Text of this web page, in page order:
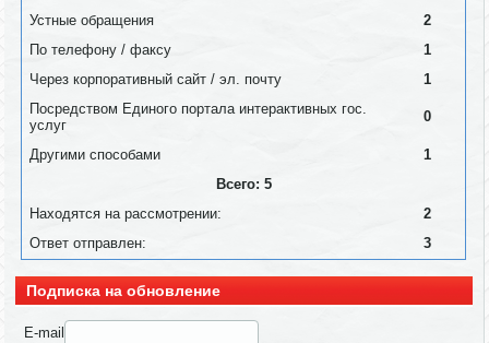
Устные обращения
2
По телефону / факсу
1
Через корпоративный сайт / эл. почту
1
Посредством Единого портала интерактивных гос.
услуг
0
Другими способами
1
Всего: 5
Находятся на рассмотрении:
2
Ответ отправлен:
3
Подписка на обновление
E-mail